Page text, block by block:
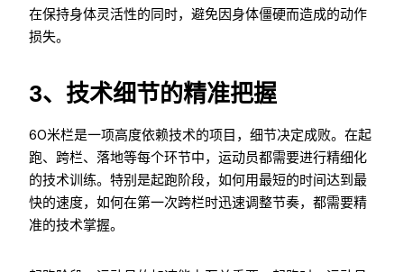
在保持身体灵活性的同时，避免因身体僵硬而造成的动作
损失。
3、技术细节的精准把握
60米栏是一项高度依赖技术的项目，细节决定成败。在起
跑、跨栏、落地等每个环节中，运动员都需要进行精细化
的技术训练。特别是起跑阶段，如何用最短的时间达到最
快的速度，如何在第一次跨栏时迅速调整节奏，都需要精
准的技术掌握。